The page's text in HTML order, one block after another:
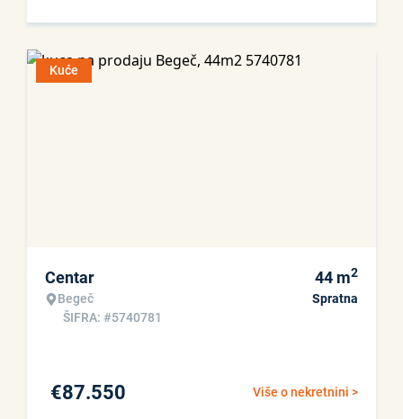
Kuće
Centar
Begeč
ŠIFRA: #5740781
44 m2
Spratna
Više o nekretnini >
€87.550